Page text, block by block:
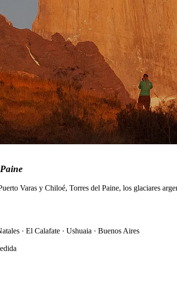
Paine
Varas y Chiloé, Torres del Paine, los glaciares
· El Calafate · Ushuaia · Buenos Aires